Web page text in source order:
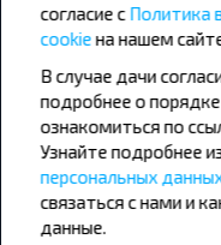
Орша - Могилёв
Минск - Несвиж
Минск - Могилёв
согласие сПолитика
cookieна нашем
В случае дачи
подробнее о
ознакомиться по
Узнайте подробнее
персональных
связаться с нами и
данные.